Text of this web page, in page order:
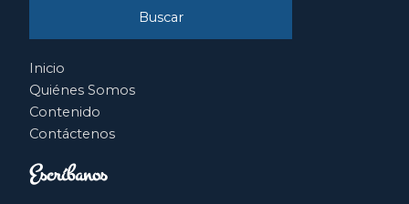
Inicio
Quiénes Somos
Contenido
Contáctenos
Escríbanos